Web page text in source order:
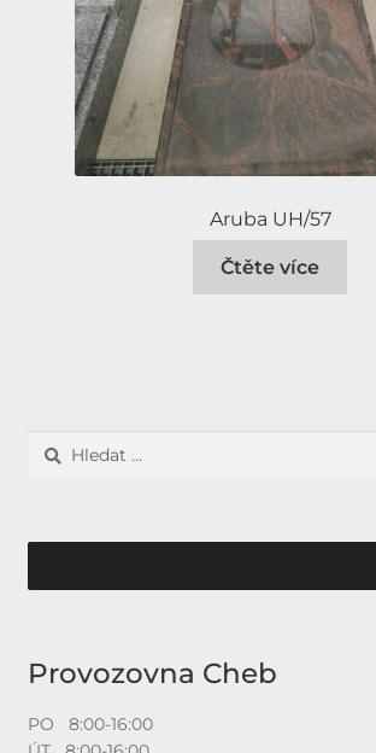
Aruba UH/57
Čtěte více
Vyhledávání
Provozovna Cheb
PO 8:00-16:00